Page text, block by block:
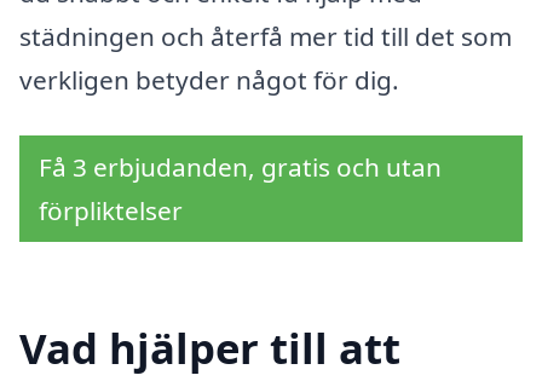
städningen och återfå mer tid till det som
verkligen betyder något för dig.
Få 3 erbjudanden, gratis och utan
förpliktelser
Vad hjälper till att